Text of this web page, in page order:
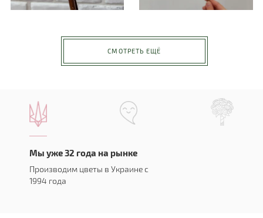
СМОТРЕТЬ ЕЩЁ
Мы уже 32 года на рынке
Производим цветы в Украине с
1994 года